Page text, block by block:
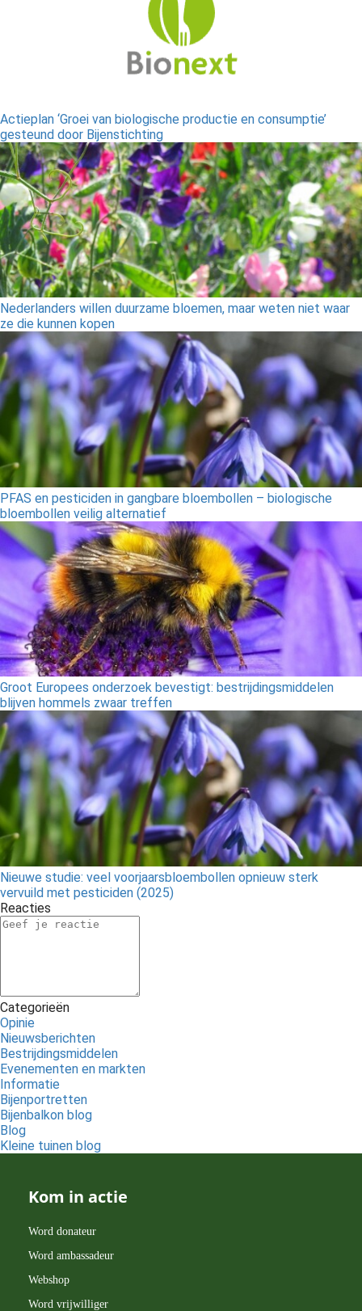
Actieplan ‘Groei van biologische productie en consumptie’
gesteund door Bijenstichting
Nederlanders willen duurzame bloemen, maar weten niet waar
ze die kunnen kopen
PFAS en pesticiden in gangbare bloembollen – biologische
bloembollen veilig alternatief
Groot Europees onderzoek bevestigt: bestrijdingsmiddelen
blijven hommels zwaar treffen
Nieuwe studie: veel voorjaarsbloembollen opnieuw sterk
vervuild met pesticiden (2025)
Reacties
Categorieën
Opinie
Nieuwsberichten
Bestrijdingsmiddelen
Evenementen en markten
Informatie
Bijenportretten
Bijenbalkon blog
Blog
Kleine tuinen blog
Kom in actie
Word donateur
Word ambassadeur
Webshop
Word vrijwilliger